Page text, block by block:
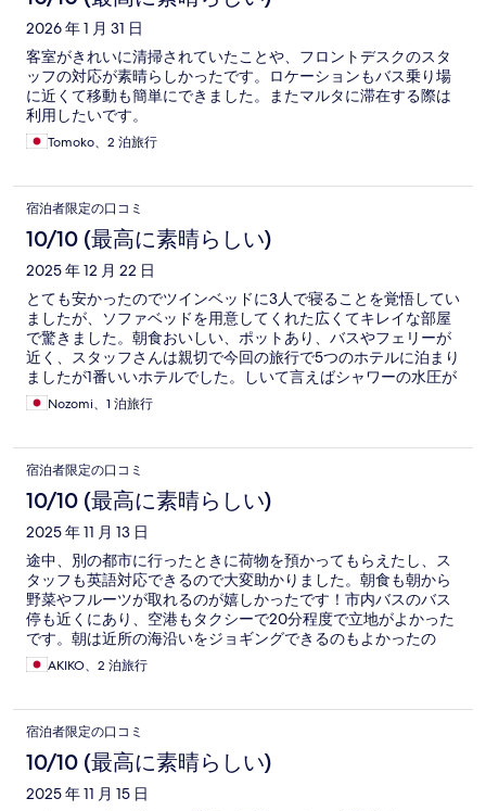
2026 年 1 月 31 日
客室がきれいに清掃されていたことや、フロントデスクのスタ
ッフの対応が素晴らしかったです。ロケーションもバス乗り場
に近くて移動も簡単にできました。またマルタに滞在する際は
利用したいです。
Tomoko、2 泊旅行
宿泊者限定の口コミ
10/10 (最高に素晴らしい)
2025 年 12 月 22 日
とても安かったのでツインベッドに3人で寝ることを覚悟してい
ましたが、ソファベッドを用意してくれた広くてキレイな部屋
で驚きました。朝食おいしい、ポットあり、バスやフェリーが
近く、スタッフさんは親切で今回の旅行で5つのホテルに泊まり
ましたが1番いいホテルでした。しいて言えばシャワーの水圧が
弱いですが、この価格なら文句はありません。おすすめです！
Nozomi、1 泊旅行
宿泊者限定の口コミ
10/10 (最高に素晴らしい)
2025 年 11 月 13 日
途中、別の都市に行ったときに荷物を預かってもらえたし、ス
タッフも英語対応できるので大変助かりました。朝食も朝から
野菜やフルーツが取れるのが嬉しかったです！市内バスのバス
停も近くにあり、空港もタクシーで20分程度で立地がよかった
です。朝は近所の海沿いをジョギングできるのもよかったの
で、次回マルタに行く時にも、また宿泊したいです。快適なマ
ルタ滞在をありがとうございました。
AKIKO、2 泊旅行
宿泊者限定の口コミ
10/10 (最高に素晴らしい)
2025 年 11 月 15 日